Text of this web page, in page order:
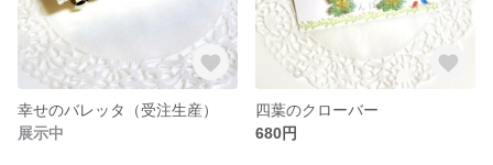
幸せのバレッタ（受注生産）
展示中
四葉のクローバー
680円